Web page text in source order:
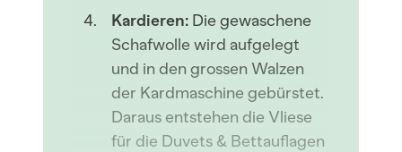
Kardieren: Die gewaschene
Schafwolle wird aufgelegt
und in den grossen Walzen
der Kardmaschine gebürstet.
Daraus entstehen die Vliese
für die Duvets & Bettauflagen